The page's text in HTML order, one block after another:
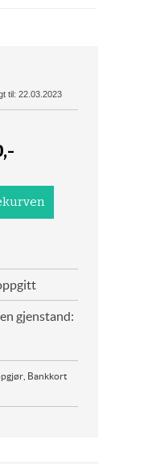
til: 22.03.2023
gjenstand:
Bankkort